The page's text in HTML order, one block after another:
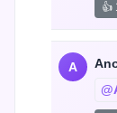
👍
A